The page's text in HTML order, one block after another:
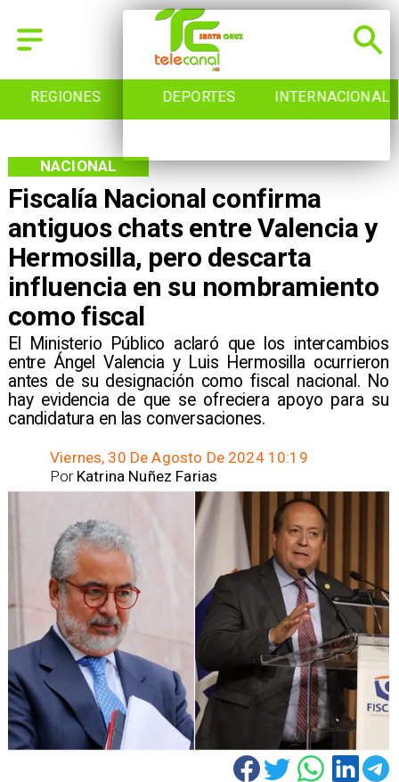
DEPORTES INTERNACIONAL
Fiscalía Nacional confirma
antiguos chats entre Valencia y
Hermosilla, pero descarta
influencia en su nombramiento
como fiscal
​El Ministerio Público aclaró que los intercambios
entre Ángel Valencia y Luis Hermosilla ocurrieron
antes de su designación como fiscal nacional. No
hay evidencia de que se ofreciera apoyo para su
candidatura en las conversaciones.
NACIONAL
Viernes, 30 De Agosto De 2024 10:19
Katrina Nuñez Farias
Por